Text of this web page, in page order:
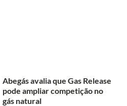
Abegás avalia que Gas Release
pode ampliar competição no
gás natural